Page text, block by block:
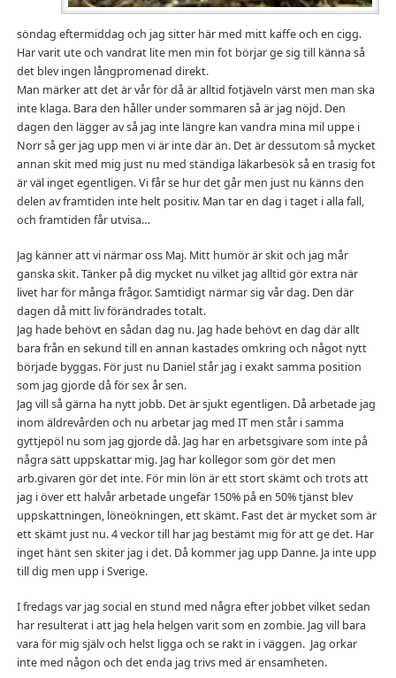
söndag eftermiddag och jag sitter här med mitt kaffe och en cigg.
Har varit ute och vandrat lite men min fot börjar ge sig till känna så
det blev ingen långpromenad direkt.
Man märker att det är vår för då är alltid fotjäveln värst men man ska
inte klaga. Bara den håller under sommaren så är jag nöjd. Den
dagen den lägger av så jag inte längre kan vandra mina mil uppe i
Norr så ger jag upp men vi är inte där än. Det är dessutom så mycket
annan skit med mig just nu med ständiga läkarbesök så en trasig fot
är väl inget egentligen. Vi får se hur det går men just nu känns den
delen av framtiden inte helt positiv. Man tar en dag i taget i alla fall,
och framtiden får utvisa…
Jag känner att vi närmar oss Maj. Mitt humör är skit och jag mår
ganska skit. Tänker på dig mycket nu vilket jag alltid gör extra när
livet har för många frågor. Samtidigt närmar sig vår dag. Den där
dagen då mitt liv förändrades totalt.
Jag hade behövt en sådan dag nu. Jag hade behövt en dag där allt
bara från en sekund till en annan kastades omkring och något nytt
började byggas. För just nu Daniel står jag i exakt samma position
som jag gjorde då för sex år sen.
Jag vill så gärna ha nytt jobb. Det är sjukt egentligen. Då arbetade jag
inom äldrevården och nu arbetar jag med IT men står i samma
gyttjepöl nu som jag gjorde då. Jag har en arbetsgivare som inte på
några sätt uppskattar mig. Jag har kollegor som gör det men
arb.givaren gör det inte. För min lön är ett stort skämt och trots att
jag i över ett halvår arbetade ungefär 150% på en 50% tjänst blev
uppskattningen, löneökningen, ett skämt. Fast det är mycket som är
ett skämt just nu. 4 veckor till har jag bestämt mig för att ge det. Har
inget hänt sen skiter jag i det. Då kommer jag upp Danne. Ja inte upp
till dig men upp i Sverige.
I fredags var jag social en stund med några efter jobbet vilket sedan
har resulterat i att jag hela helgen varit som en zombie. Jag vill bara
vara för mig själv och helst ligga och se rakt in i väggen. Jag orkar
inte med någon och det enda jag trivs med är ensamheten.